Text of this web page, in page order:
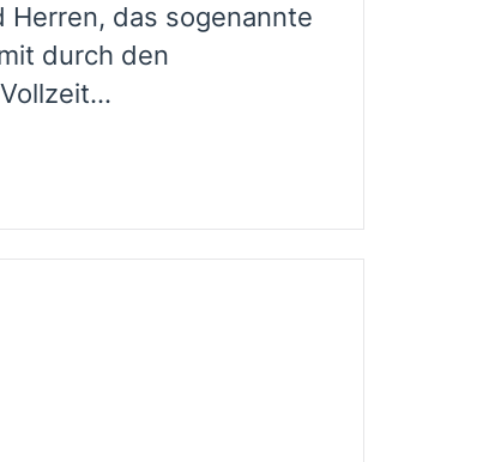
Herren, das sogenannte
durch den